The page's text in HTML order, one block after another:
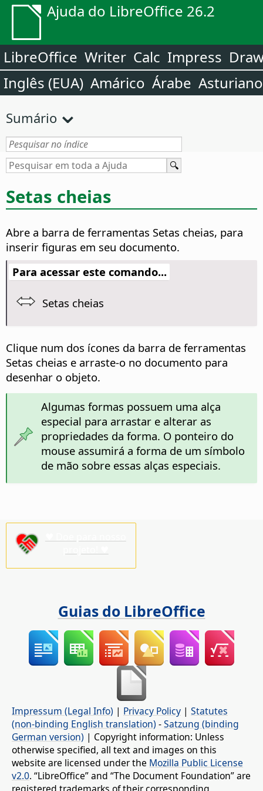
Ajuda do LibreOffice 26.2
LibreOffice Writer Calc Impress
Inglês (EUA) Amárico Árabe Asturiano
Sumário
Setas cheias
Abre a barra de ferramentas Setas cheias, para
inserir figuras em seu documento.
Para acessar este comando...
Setas cheias
Clique num dos ícones da barra de ferramentas
Setas cheias e arraste-o no documento para
desenhar o objeto.
Algumas formas possuem uma alça
especial para arrastar e alterar as
propriedades da forma. O ponteiro do
mouse assumirá a forma de um símbolo
de mão sobre essas alças especiais.
Guias do LibreOffice
Impressum (Legal Info) | Privacy Policy | Statutes
(non-binding English translation) -Satzung (binding
German version) | Copyright information: Unless
otherwise specified, all text and images on this
website are licensed under the Mozilla Public License
v2.0. “LibreOffice” and “The Document Foundation” are